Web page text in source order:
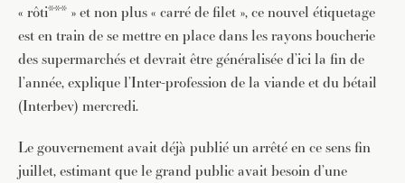
« rôti*** » et non plus « carré de filet », ce nouvel étiquetage
est en train de se mettre en place dans les rayons boucherie
des supermarchés et devrait être généralisée d’ici la fin de
l’année, explique l’Inter-profession de la viande et du bétail
(Interbev) mercredi.
Le gouvernement avait déjà publié un arrêté en ce sens fin
juillet, estimant que le grand public avait besoin d’une